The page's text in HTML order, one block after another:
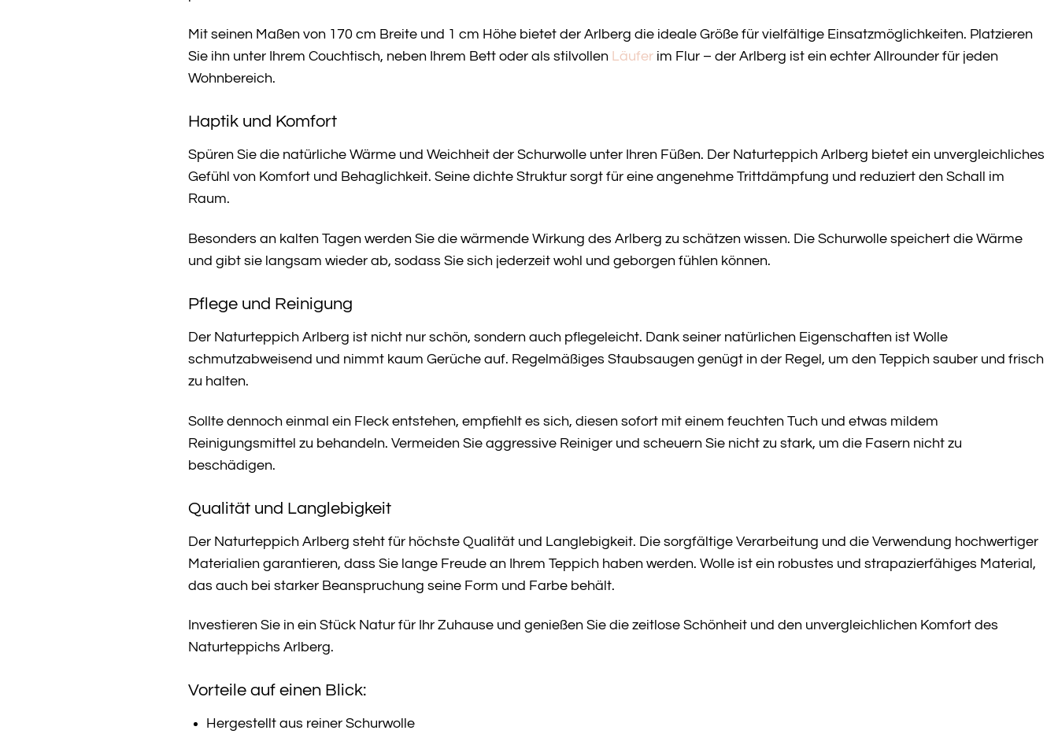
Mit seinen Maßen von 170 cm Breite und 1 cm Höhe bietet der Arlberg die ideale Größe für vielfältige Einsatzmöglichkeiten. Platzieren
Sie ihn unter Ihrem Couchtisch, neben Ihrem Bett oder als stilvollen Läufer im Flur – der Arlberg ist ein echter Allrounder für jeden
Wohnbereich.
Haptik und Komfort
Spüren Sie die natürliche Wärme und Weichheit der Schurwolle unter Ihren Füßen. Der Naturteppich Arlberg bietet ein unvergleichliches
Gefühl von Komfort und Behaglichkeit. Seine dichte Struktur sorgt für eine angenehme Trittdämpfung und reduziert den Schall im
Raum.
Besonders an kalten Tagen werden Sie die wärmende Wirkung des Arlberg zu schätzen wissen. Die Schurwolle speichert die Wärme
und gibt sie langsam wieder ab, sodass Sie sich jederzeit wohl und geborgen fühlen können.
Pflege und Reinigung
Der Naturteppich Arlberg ist nicht nur schön, sondern auch pflegeleicht. Dank seiner natürlichen Eigenschaften ist Wolle
schmutzabweisend und nimmt kaum Gerüche auf. Regelmäßiges Staubsaugen genügt in der Regel, um den Teppich sauber und frisch
zu halten.
Sollte dennoch einmal ein Fleck entstehen, empfiehlt es sich, diesen sofort mit einem feuchten Tuch und etwas mildem
Reinigungsmittel zu behandeln. Vermeiden Sie aggressive Reiniger und scheuern Sie nicht zu stark, um die Fasern nicht zu
beschädigen.
Qualität und Langlebigkeit
Der Naturteppich Arlberg steht für höchste Qualität und Langlebigkeit. Die sorgfältige Verarbeitung und die Verwendung hochwertiger
Materialien garantieren, dass Sie lange Freude an Ihrem Teppich haben werden. Wolle ist ein robustes und strapazierfähiges Material,
das auch bei starker Beanspruchung seine Form und Farbe behält.
Investieren Sie in ein Stück Natur für Ihr Zuhause und genießen Sie die zeitlose Schönheit und den unvergleichlichen Komfort des
Naturteppichs Arlberg.
Vorteile auf einen Blick:
Hergestellt aus reiner Schurwolle